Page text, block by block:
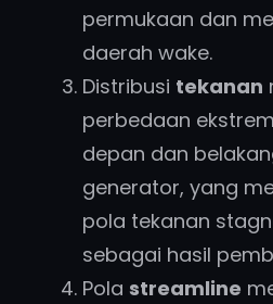
permukaan dan
daerah wake.
Distribusi tekanan
perbedaan
depan dan
generator, yang
pola tekanan
sebagai hasil
Pola streamline